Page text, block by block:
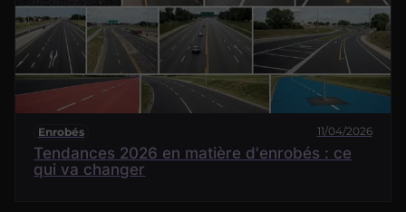
Enrobés 11/04/2026
Tendances 2026 en matière d'enrobés : ce
qui va changer